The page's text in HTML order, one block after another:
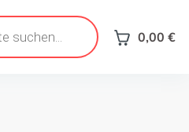
0,00 €